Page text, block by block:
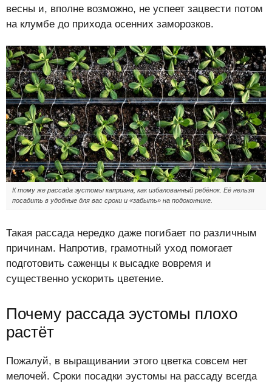
весны и, вполне возможно, не успеет зацвести потом
на клумбе до прихода осенних заморозков.
К тому же рассада эустомы капризна, как избалованный ребёнок. Её нельзя
посадить в удобные для вас сроки и «забыть» на подоконнике.
Такая рассада нередко даже погибает по различным
причинам. Напротив, грамотный уход помогает
подготовить саженцы к высадке вовремя и
существенно ускорить цветение.
Почему рассада эустомы плохо
растёт
Пожалуй, в выращивании этого цветка совсем нет
мелочей. Сроки посадки эустомы на рассаду всегда